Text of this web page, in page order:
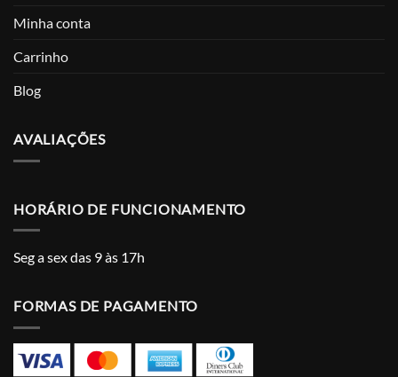
Minha conta
Carrinho
Blog
AVALIAÇÕES
HORÁRIO DE FUNCIONAMENTO
Seg a sex das 9 às 17h
FORMAS DE PAGAMENTO